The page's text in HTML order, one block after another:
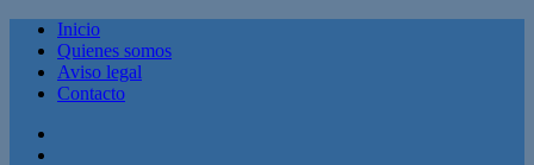
Inicio
Quienes somos
Aviso legal
Contacto